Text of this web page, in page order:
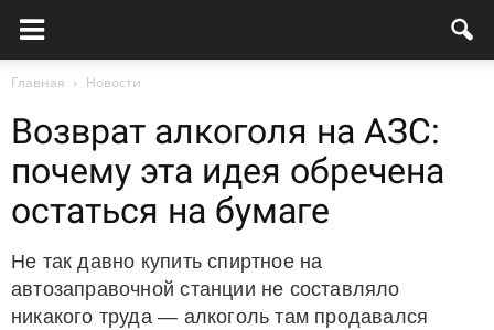
Главная Новости
Возврат алкоголя на АЗС:
почему эта идея обречена
остаться на бумаге
Не так давно купить спиртное на
автозаправочной станции не составляло
никакого труда — алкоголь там продавался